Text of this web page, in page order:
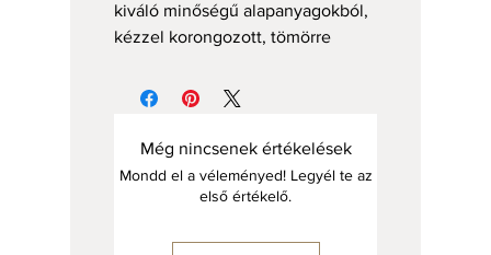
kiváló minőségű alapanyagokból,
kézzel korongozott, tömörre
készítjük.
minden tagja egy jó társ a zajos
hétköznapokban. Legyen szó
reggeli kávédról, vagy az esti
Még nincsenek értékelések
Mondd el a véleményed! Legyél te az
első értékelő.